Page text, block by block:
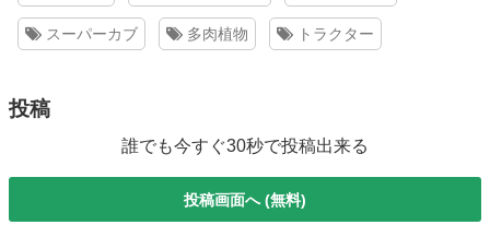
スーパーカブ 多肉植物 トラクター
投稿
誰でも今すぐ30秒で投稿出来る
投稿画面へ (無料)